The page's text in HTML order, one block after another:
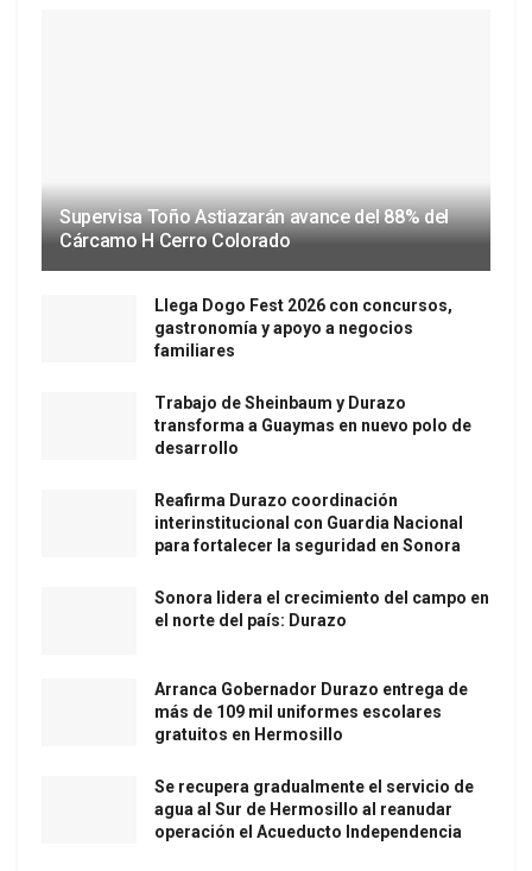
Supervisa Toño Astiazarán avance del 88% del
Cárcamo H Cerro Colorado
Llega Dogo Fest 2026 con concursos,
gastronomía y apoyo a negocios
familiares
Trabajo de Sheinbaum y Durazo
transforma a Guaymas en nuevo polo de
desarrollo
Reafirma Durazo coordinación
interinstitucional con Guardia Nacional
para fortalecer la seguridad en Sonora
Sonora lidera el crecimiento del campo en
el norte del país: Durazo
Arranca Gobernador Durazo entrega de
más de 109 mil uniformes escolares
gratuitos en Hermosillo
Se recupera gradualmente el servicio de
agua al Sur de Hermosillo al reanudar
operación el Acueducto Independencia